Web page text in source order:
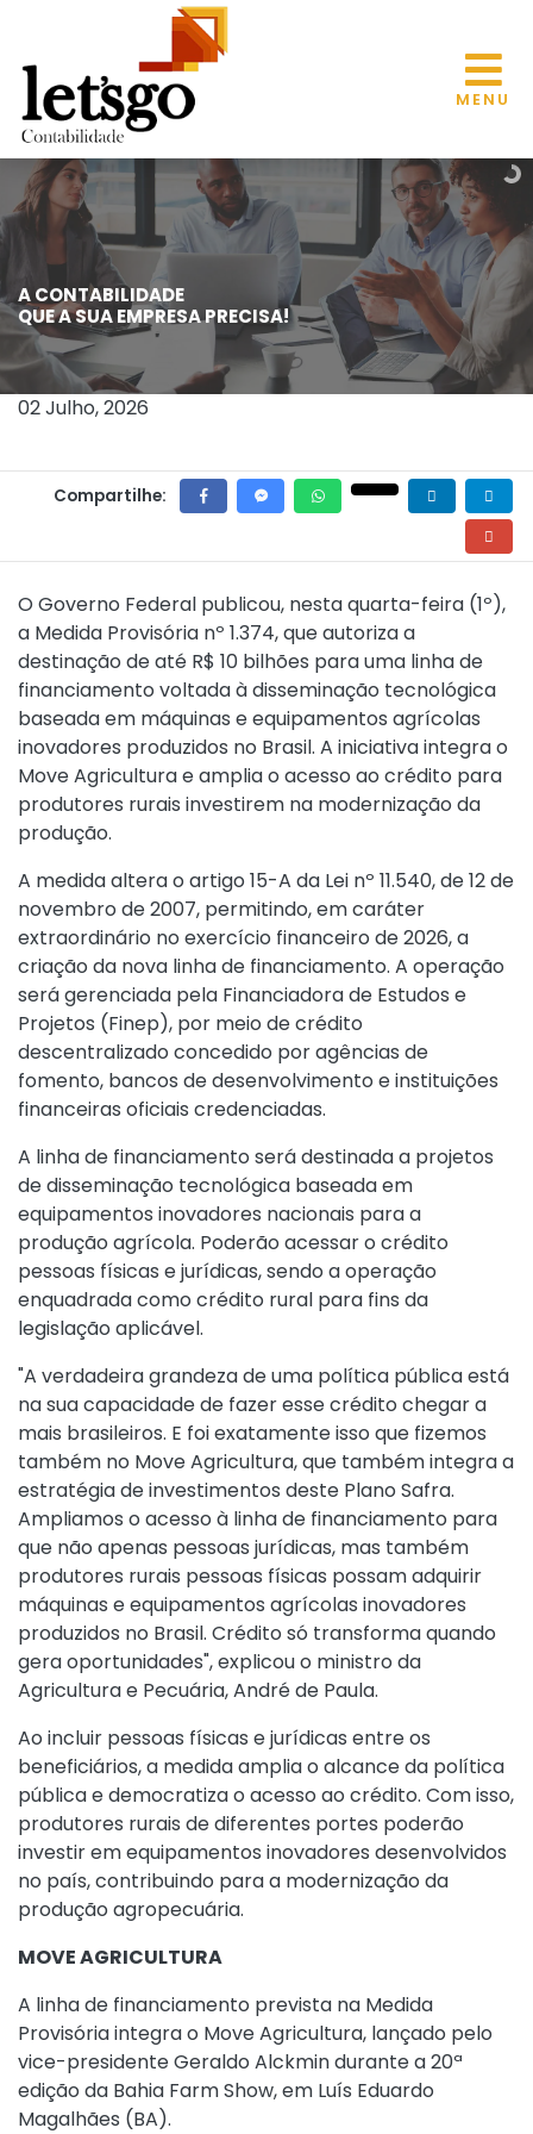
MENU
A CONTABILIDADE
QUE A SUA EMPRESA PRECISA!
GOVERNO FEDERAL DEMOCRATIZA O
ACESSO AO MOVE AGRICULTURA COM
CRÉDITO PARA PESSOAS FÍSICAS
02 Julho, 2026
Compartilhe:
O Governo Federal publicou, nesta quarta-feira (1º),
a Medida Provisória nº 1.374, que autoriza a
destinação de até R$ 10 bilhões para uma linha de
financiamento voltada à disseminação tecnológica
baseada em máquinas e equipamentos agrícolas
inovadores produzidos no Brasil. A iniciativa integra o
Move Agricultura e amplia o acesso ao crédito para
produtores rurais investirem na modernização da
produção.
A medida altera o artigo 15-A da Lei nº 11.540, de 12 de
novembro de 2007, permitindo, em caráter
extraordinário no exercício financeiro de 2026, a
criação da nova linha de financiamento. A operação
será gerenciada pela Financiadora de Estudos e
Projetos (Finep), por meio de crédito
descentralizado concedido por agências de
fomento, bancos de desenvolvimento e instituições
financeiras oficiais credenciadas.
A linha de financiamento será destinada a projetos
de disseminação tecnológica baseada em
equipamentos inovadores nacionais para a
produção agrícola. Poderão acessar o crédito
pessoas físicas e jurídicas, sendo a operação
enquadrada como crédito rural para fins da
legislação aplicável.
"A verdadeira grandeza de uma política pública está
na sua capacidade de fazer esse crédito chegar a
mais brasileiros. E foi exatamente isso que fizemos
também no Move Agricultura, que também integra a
estratégia de investimentos deste Plano Safra.
Ampliamos o acesso à linha de financiamento para
que não apenas pessoas jurídicas, mas também
produtores rurais pessoas físicas possam adquirir
máquinas e equipamentos agrícolas inovadores
produzidos no Brasil. Crédito só transforma quando
gera oportunidades", explicou o ministro da
Agricultura e Pecuária, André de Paula.
Ao incluir pessoas físicas e jurídicas entre os
beneficiários, a medida amplia o alcance da política
pública e democratiza o acesso ao crédito. Com isso,
produtores rurais de diferentes portes poderão
investir em equipamentos inovadores desenvolvidos
no país, contribuindo para a modernização da
produção agropecuária.
MOVE AGRICULTURA
A linha de financiamento prevista na Medida
Provisória integra o Move Agricultura, lançado pelo
vice-presidente Geraldo Alckmin durante a 20ª
edição da Bahia Farm Show, em Luís Eduardo
Magalhães (BA).